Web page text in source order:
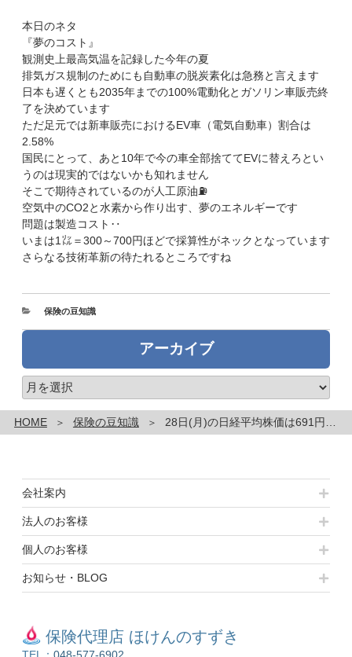
本日のネタ
『夢のコスト』
観測史上最高気温を記録した今年の夏
排気ガス規制のためにも自動車の脱炭素化は急務と言えます
日本も遅くとも2035年までの100%電動化とガソリン車販売終
了を決めています
ただ足元では新車販売におけるEV車（電気自動車）割合は
2.58%
国民にとって、あと10年で今の車全部捨ててEVに替えろとい
うのは現実的ではないかも知れません‍
そこで期待されているのが人工原油⛽
空気中のCO2と水素から作り出す、夢のエネルギーです
問題は製造コスト‥
いまは1㍑＝300～700円ほどで採算性がネックとなっています
さらなる技術革新の待たれるところですね
カ
保険の豆知識
アーカイブ
ア
ー
カ
イ
HOME 保険の豆知識 28日(月)の日経平均株価は691円高の3万8605円～本日のネタ 『夢のコスト』
会社案内
法人のお客様
個人のお客様
お知らせ・BLOG
保険代理店 ほけんのすずき